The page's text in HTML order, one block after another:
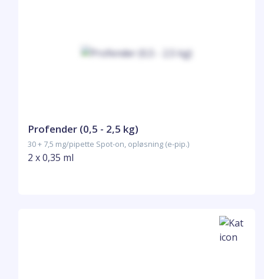
Profender (0,5 - 2,5 kg)
30 + 7,5 mg/pipette Spot-on, opløsning (e-pip.)
2 x 0,35 ml